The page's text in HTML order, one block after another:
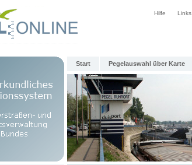
Hilfe Links
Start Pegelauswahl über Karte